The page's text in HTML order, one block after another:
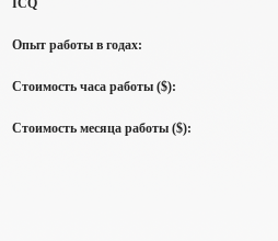
ICQ
Опыт работы в годах:
Стоимость часа работы ($):
Стоимость месяца работы ($):